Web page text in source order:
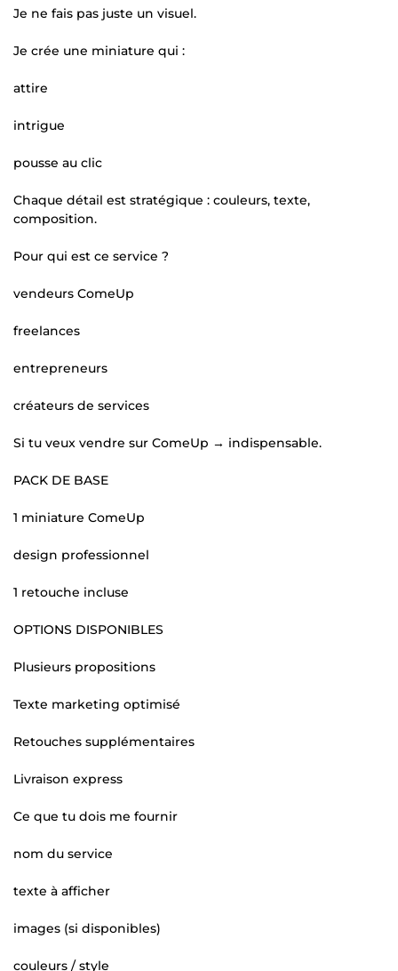
Je ne fais pas juste un visuel.
Je crée une miniature qui :
attire
intrigue
pousse au clic
Chaque détail est stratégique : couleurs, texte,
composition.
Pour qui est ce service ?
vendeurs ComeUp
freelances
entrepreneurs
créateurs de services
Si tu veux vendre sur ComeUp → indispensable.
PACK DE BASE
1 miniature ComeUp
design professionnel
1 retouche incluse
OPTIONS DISPONIBLES
Plusieurs propositions
Texte marketing optimisé
Retouches supplémentaires
Livraison express
Ce que tu dois me fournir
nom du service
texte à afficher
images (si disponibles)
couleurs / style